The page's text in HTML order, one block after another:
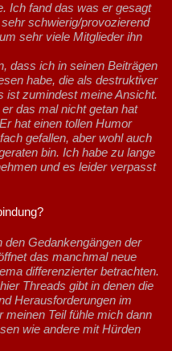
Ich fand das was er gesagt
schwierig/provozierend
sehr viele Mitglieder ihn
dass ich in seinen Beiträgen
habe, die als destruktiver
ist zumindest meine Ansicht.
das mal nicht getan hat
hat einen tollen Humor
gefallen, aber wohl auch
bin. Ich habe zu lange
und es leider verpasst
den Gedankengängen der
das manchmal neue
differenzierter betrachten.
Threads gibt in denen die
Herausforderungen im
meinen Teil fühle mich dann
wie andere mit Hürden